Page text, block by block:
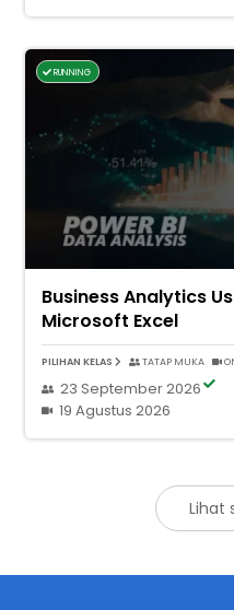
RUNNING
Business Analytics
Microsoft Excel
PILIHAN KELAS TATAP MUKA
23 September 2026
19 Agustus 2026
Lihat